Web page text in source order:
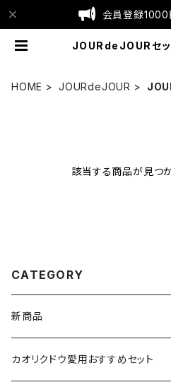
会員登録1000
JOURdeJOURセ
HOME JOURdeJOUR
該当する商品が見つか
CATEGORY
新商品
VSPIC R
カオリクドウ愛用おすすめセット